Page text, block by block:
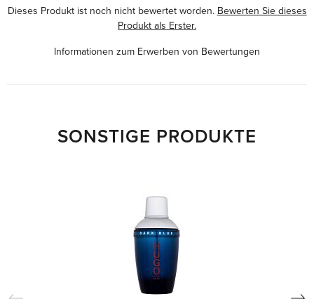
Dieses Produkt ist noch nicht bewertet worden. Bewerten Sie dieses
Produkt als Erster.
Informationen zum Erwerben von Bewertungen
SONSTIGE PRODUKTE